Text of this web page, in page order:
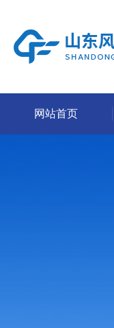
网站首页